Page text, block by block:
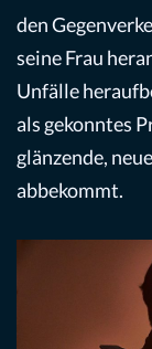
den
seine Frau
Unfälle
als gekonntes
glänzende,
abbekommt.